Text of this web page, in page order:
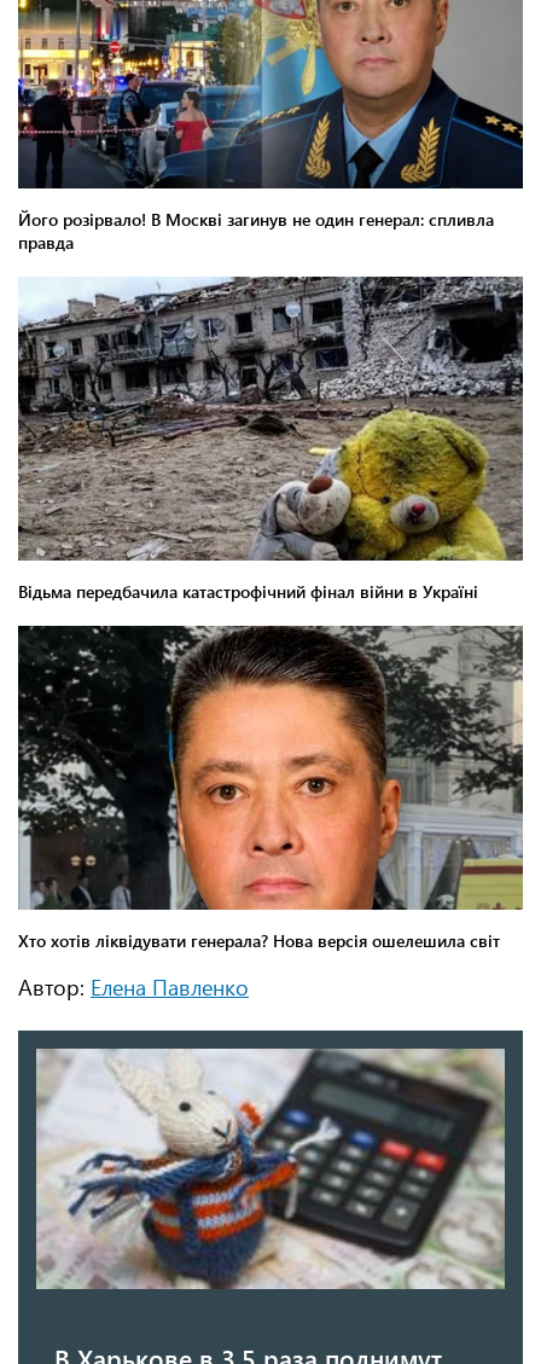
Автор: Елена Павленко